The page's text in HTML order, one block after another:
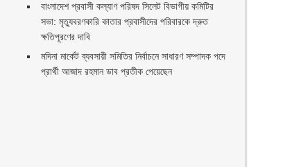
বাংলাদেশ প্রবাসী কল্যাণ পরিষদ সিলেট বিভাগীয় কমিটির
সভা: মৃত্যুবরণকারি কাতার প্রবাসীদের পরিবারকে দ্রুত
ক্ষতিপূরণের দাবি
মদিনা মার্কেট ব্যবসায়ী সমিতির নির্বাচনে সাধারণ সম্পাদক পদে
প্রার্থী আজাদ রহমান ডাব প্রতীক পেয়েছেন ‎